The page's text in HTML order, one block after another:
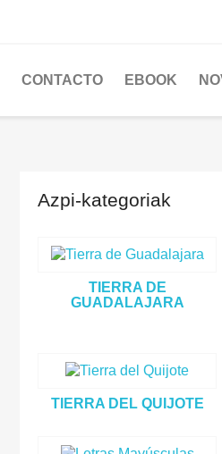
CONTACTO EBOOK
Azpi-kategoriak
TIERRA DE
GUADALAJARA
TIERRA DEL QUIJOTE